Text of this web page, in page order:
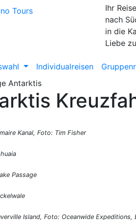
Ihr
nach
in die
Liebe
Individualreisen
Kanal, Foto: Tim Fisher
Passage
Island, Foto: Oceanwide Expeditions,